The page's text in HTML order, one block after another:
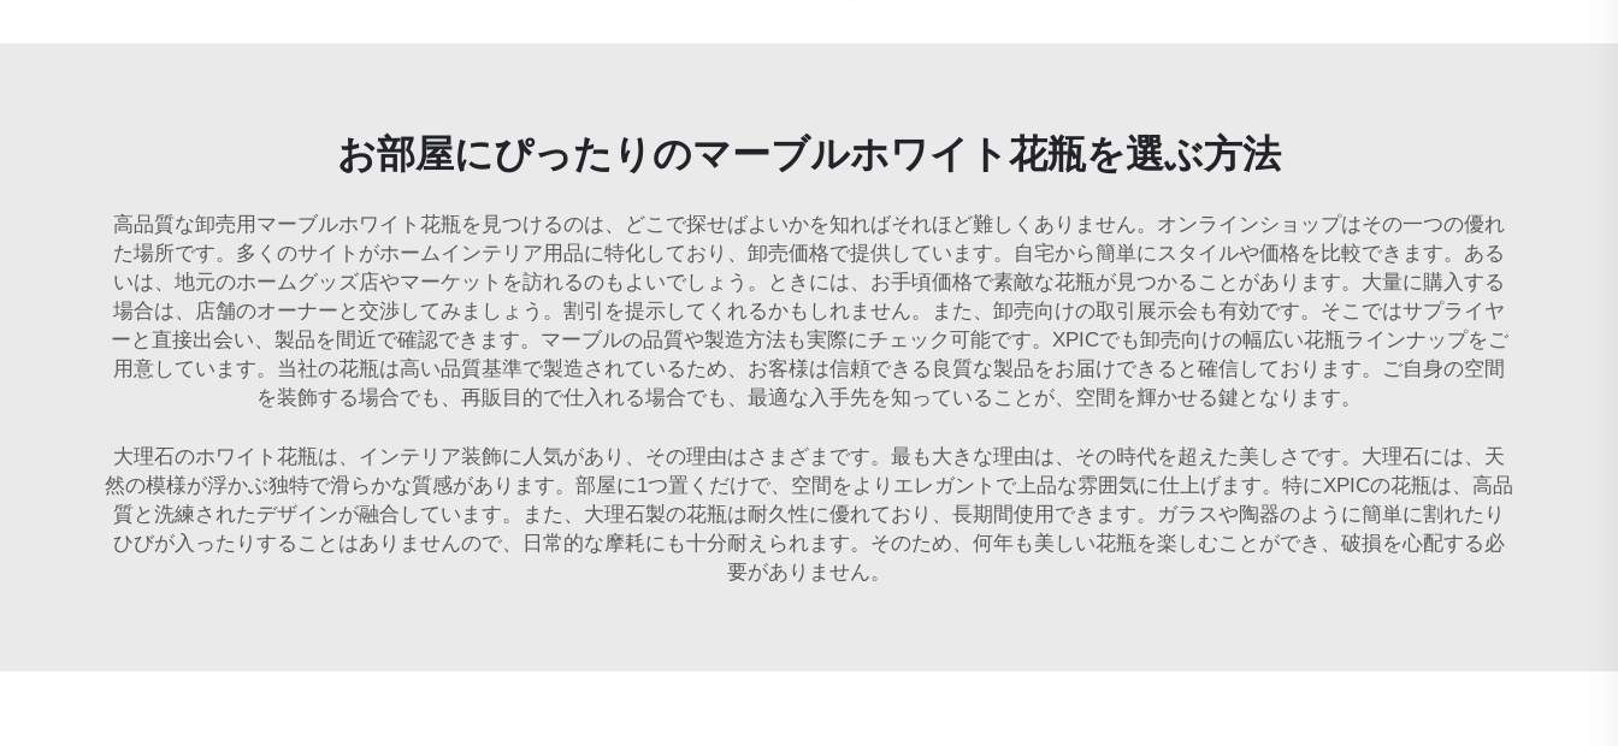
お部屋にぴったりのマーブルホワイト花瓶を選ぶ方法
高品質な卸売用マーブルホワイト花瓶を見つけるのは、どこで探せばよいかを知ればそれほど難しくありません。オンラインショップはその一つの優れ
た場所です。多くのサイトがホームインテリア用品に特化しており、卸売価格で提供しています。自宅から簡単にスタイルや価格を比較できます。ある
いは、地元のホームグッズ店やマーケットを訪れるのもよいでしょう。ときには、お手頃価格で素敵な花瓶が見つかることがあります。大量に購入する
場合は、店舗のオーナーと交渉してみましょう。割引を提示してくれるかもしれません。また、卸売向けの取引展示会も有効です。そこではサプライヤ
ーと直接出会い、製品を間近で確認できます。マーブルの品質や製造方法も実際にチェック可能です。XPICでも卸売向けの幅広い花瓶ラインナップをご
用意しています。当社の花瓶は高い品質基準で製造されているため、お客様は信頼できる良質な製品をお届けできると確信しております。ご自身の空間
を装飾する場合でも、再販目的で仕入れる場合でも、最適な入手先を知っていることが、空間を輝かせる鍵となります。
大理石のホワイト花瓶は、インテリア装飾に人気があり、その理由はさまざまです。最も大きな理由は、その時代を超えた美しさです。大理石には、天
然の模様が浮かぶ独特で滑らかな質感があります。部屋に1つ置くだけで、空間をよりエレガントで上品な雰囲気に仕上げます。特にXPICの花瓶は、高品
質と洗練されたデザインが融合しています。また、大理石製の花瓶は耐久性に優れており、長期間使用できます。ガラスや陶器のように簡単に割れたり
ひびが入ったりすることはありませんので、日常的な摩耗にも十分耐えられます。そのため、何年も美しい花瓶を楽しむことができ、破損を心配する必
要がありません。